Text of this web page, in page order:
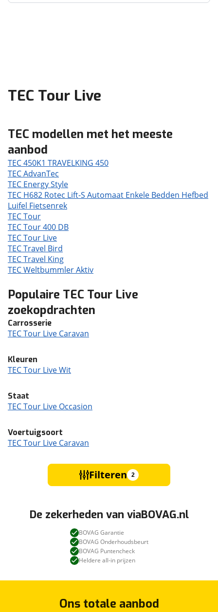
TEC Tour Live
TEC modellen met het meeste
aanbod
TEC 450K1 TRAVELKING 450
TEC AdvanTec
TEC Energy Style
TEC H682 Rotec Lift-S Automaat Enkele Bedden Hefbed
Luifel Fietsenrek
TEC Tour
TEC Tour 400 DB
TEC Tour Live
TEC Travel Bird
TEC Travel King
TEC Weltbummler Aktiv
Populaire TEC Tour Live
zoekopdrachten
Carrosserie
TEC Tour Live Caravan
Kleuren
TEC Tour Live Wit
Staat
TEC Tour Live Occasion
Voertuigsoort
TEC Tour Live Caravan
Filteren 2
De zekerheden van viaBOVAG.nl
BOVAG Garantie
BOVAG Onderhoudsbeurt
BOVAG Puntencheck
Heldere all-in prijzen
Ons totale aanbod